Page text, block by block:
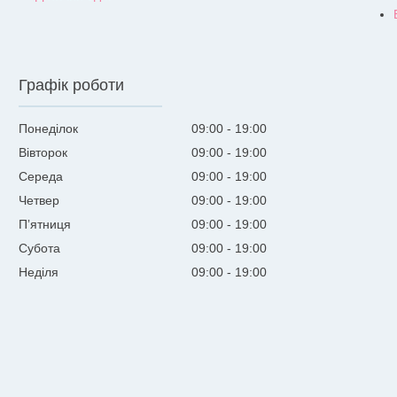
Графік роботи
Понеділок 09:00
19:00
Вівторок
09:00
19:00
Середа
09:00
19:00
Четвер
09:00
19:00
Пʼятниця
09:00
19:00
Субота
09:00
19:00
Неділя
09:00 19:00